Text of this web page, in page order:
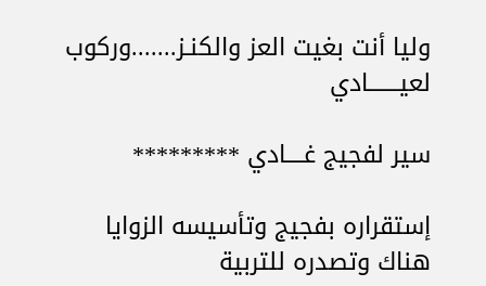
وليا أنت بغيت العز والكنـز.......وركوب
لعيـــــــادي
سير لفجيج غــــادي *********
إستقراره بفجيج وتأسيسه الزوايا
هناك وتصدره للتربية